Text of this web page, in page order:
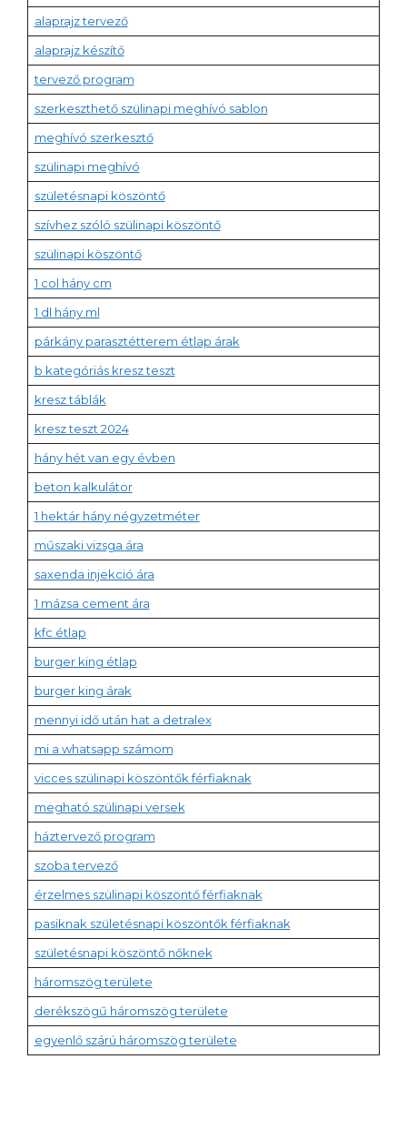
alaprajz tervező
alaprajz készítő
tervező program
szerkeszthető szülinapi meghívó sablon
meghívó szerkesztő
szülinapi meghívó
születésnapi köszöntő
szívhez szóló szülinapi köszöntő
szülinapi köszöntő
1 col hány cm
1 dl hány ml
párkány parasztétterem étlap árak
b kategóriás kresz teszt
kresz táblák
kresz teszt 2024
hány hét van egy évben
beton kalkulátor
1 hektár hány négyzetméter
műszaki vizsga ára
saxenda injekció ára
1 mázsa cement ára
kfc étlap
burger king étlap
burger king árak
mennyi idő után hat a detralex
mi a whatsapp számom
vicces szülinapi köszöntők férfiaknak
megható szülinapi versek
háztervező program
szoba tervező
érzelmes szülinapi köszöntő férfiaknak
pasiknak születésnapi köszöntők férfiaknak
születésnapi köszöntő nőknek
háromszög területe
derékszögű háromszög területe
egyenlő szárú háromszög területe